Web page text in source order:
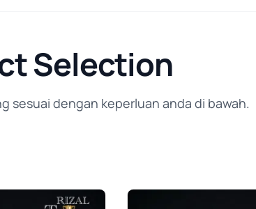
Selection
sesuai dengan keperluan anda di bawah.